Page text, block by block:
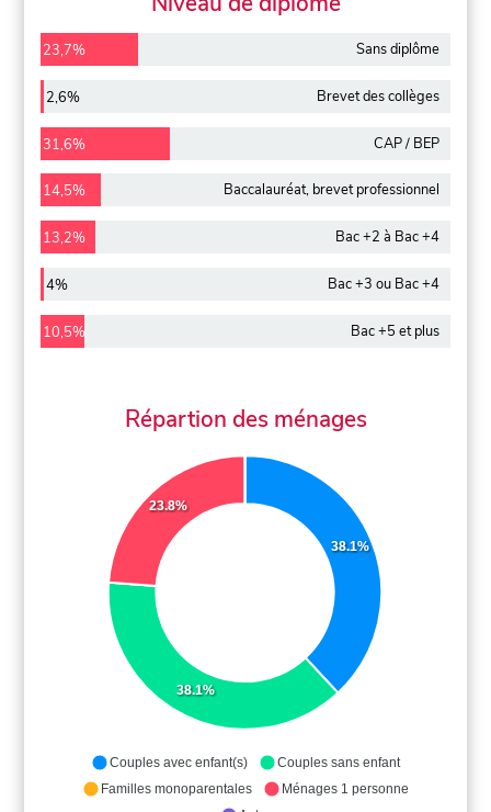
23,7% Sans diplôme
2,6% Brevet des collèges
31,6% CAP / BEP
14,5% Baccalauréat, brevet professionnel
13,2% Bac +2 à Bac +4
4% Bac +3 ou Bac +4
10,5% Bac +5 et plus
Répartion des ménages
38.1%
38.1%
23.8%
Couples avec enfant(s)
Couples sans enfant
Familles monoparentales
Ménages 1 personne